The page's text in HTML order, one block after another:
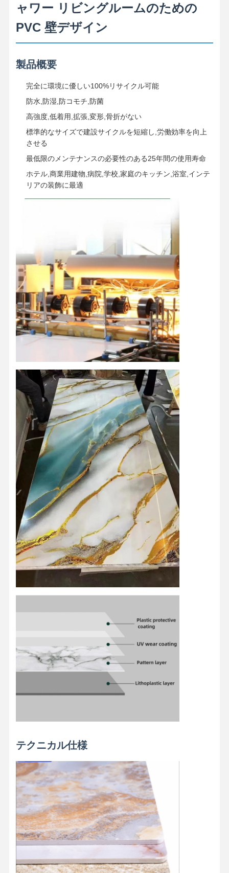
ホーム 製品 ビデオ 企業情報
会社案内 品質管理 お問い合わせ ニュース
すべての場合
今雑談しなさ
装飾用PVC壁パネル
WPC壁パネル
3D壁パネル
竹繊維壁パネル
音響の壁パネル
ポーセリンウォールパネル
UVウォールパネル
ャワー リビングルームのための
PVC 壁デザイン
製品概要
完全に環境に優しい100%リサイクル可能
防水,防湿,防コモチ,防菌
高強度,低着用,拡張,変形,骨折がない
標準的なサイズで建設サイクルを短縮し,労働効率を向上
させる
最低限のメンテナンスの必要性のある25年間の使用寿命
ホテル,商業用建物,病院,学校,家庭のキッチン,浴室,インテ
リアの装飾に最適
テクニカル仕様